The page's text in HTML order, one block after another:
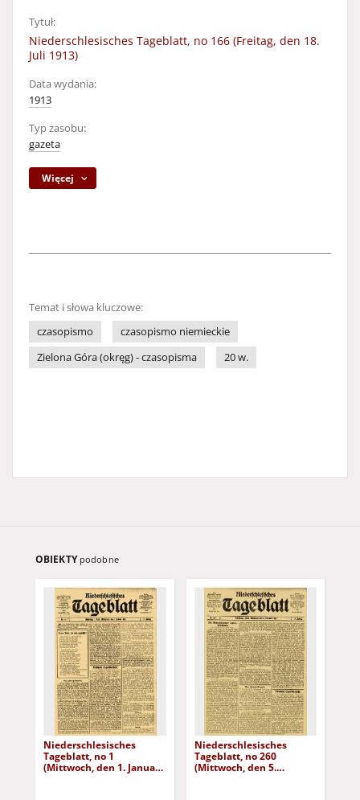
Tytuł:
Niederschlesisches Tageblatt, no 166 (Freitag, den 18.
Juli 1913)
Data wydania:
1913
Typ zasobu:
gazeta
Więcej
Temat i słowa kluczowe:
czasopismo
czasopismo niemieckie
Zielona Góra (okręg) - czasopisma
20 w.
OBIEKTY podobne
Niederschlesisches
Tageblatt, no 1
(Mittwoch, den 1. Januar
Niederschlesisches
Tageblatt, no 260
(Mittwoch, den 5.